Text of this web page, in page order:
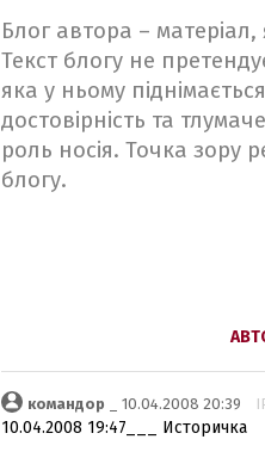
Блог автора –
Текст блогу не
яка у ньому
достовірність та
роль носія. Точка зору
блогу.
командор _ 10.04.2008 20:39
10.04.2008 19:47___ Историчка